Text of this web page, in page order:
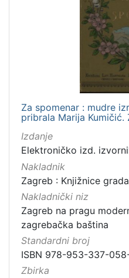
Za spomenar : mudre
pribrala Marija
Izdanje
Elektroničko izd.
Nakladnik
Zagreb : Knjižnice
Nakladnički niz
Zagreb na pragu
zagrebačka baština
Standardni broj
ISBN 978-953-337-
Zbirka